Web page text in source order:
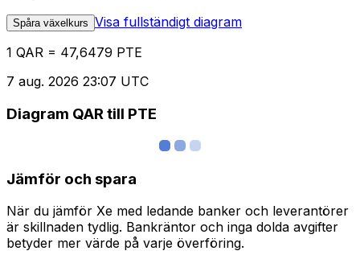
Spåra växelkurs Visa fullständigt diagram
1 QAR = 47,6479 PTE
7 aug. 2026 23:07 UTC
Diagram QAR till PTE
Jämför och spara
När du jämför Xe med ledande banker och leverantörer
är skillnaden tydlig. Bankräntor och inga dolda avgifter
betyder mer värde på varje överföring.